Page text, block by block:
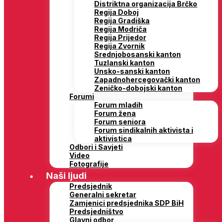
Distriktna organizacija Brčko
Regija Doboj
Regija Gradiška
Regija Modriča
Regija Prijedor
Regija Zvornik
Srednjobosanski kanton
Tuzlanski kanton
Unsko-sanski kanton
Zapadnohercegovački kanton
Zeničko-dobojski kanton
Forumi
Forum mladih
Forum žena
Forum seniora
Forum sindikalnih aktivista i
aktivistica
Odbori i Savjeti
Video
Fotografije
Naši ljudi
Predsjednik
Generalni sekretar
Zamjenici predsjednika SDP BiH
Predsjedništvo
Glavni odbor